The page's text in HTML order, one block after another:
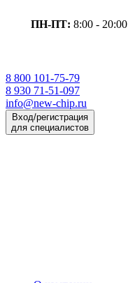
ПН-ПТ: 8:00 - 20:00
8 800 101-75-79
8 930 71-51-097
info@new-chip.ru
Вход/регистрация
для специалистов